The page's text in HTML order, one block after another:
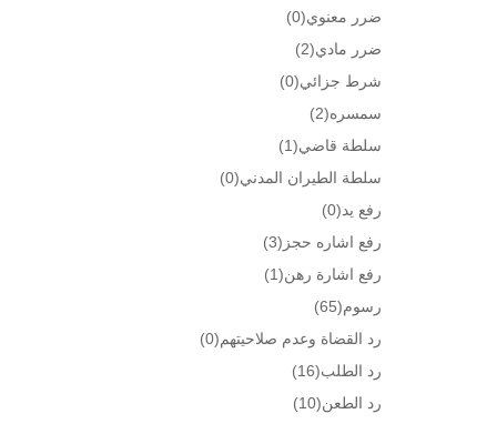
ضرر معنوي(0)
ضرر مادي(2)
شرط جزائي(0)
سمسره(2)
سلطة قاضي(1)
سلطة الطيران المدني(0)
رفع يد(0)
رفع اشاره حجز (3)
رفع اشارة رهن(1)
رسوم(65)
رد القضاة وعدم صلاحيتهم(0)
رد الطلب(16)
رد الطعن(10)